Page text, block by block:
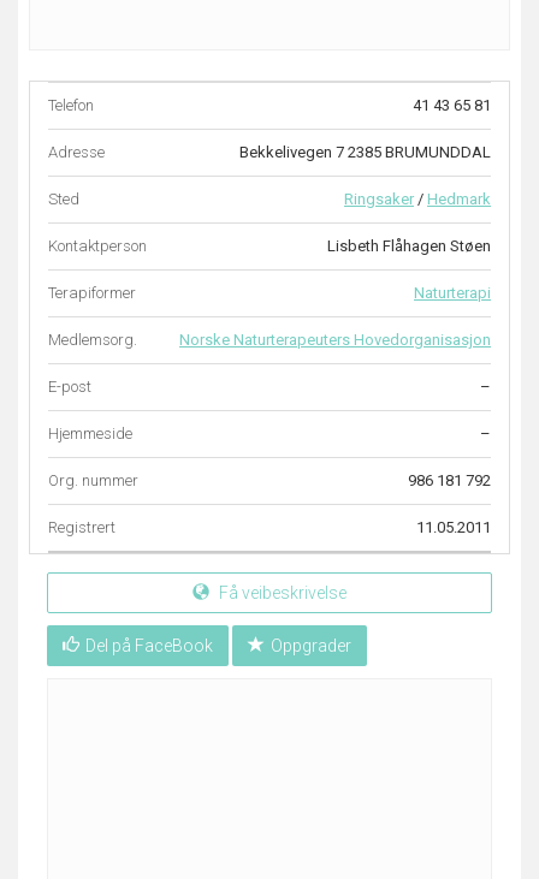
Telefon 41 43 65 81
Adresse Bekkelivegen 7 2385 BRUMUNDDAL
Sted Ringsaker / Hedmark
Kontaktperson Lisbeth Flåhagen Støen
Terapiformer Naturterapi
Medlemsorg. Norske Naturterapeuters Hovedorganisasjon
E-post –
Hjemmeside –
Org. nummer 986 181 792
Registrert 11.05.2011
Få veibeskrivelse
Del på FaceBook Oppgrader